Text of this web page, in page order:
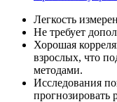
Легкость
Не требует
Хорошая
взрослых, что
методами.
Исследования
прогнозировать